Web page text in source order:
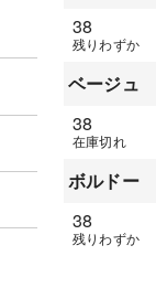
38
残りわずか
ベージュ
38
在庫切れ
ボルドー
38
残りわずか